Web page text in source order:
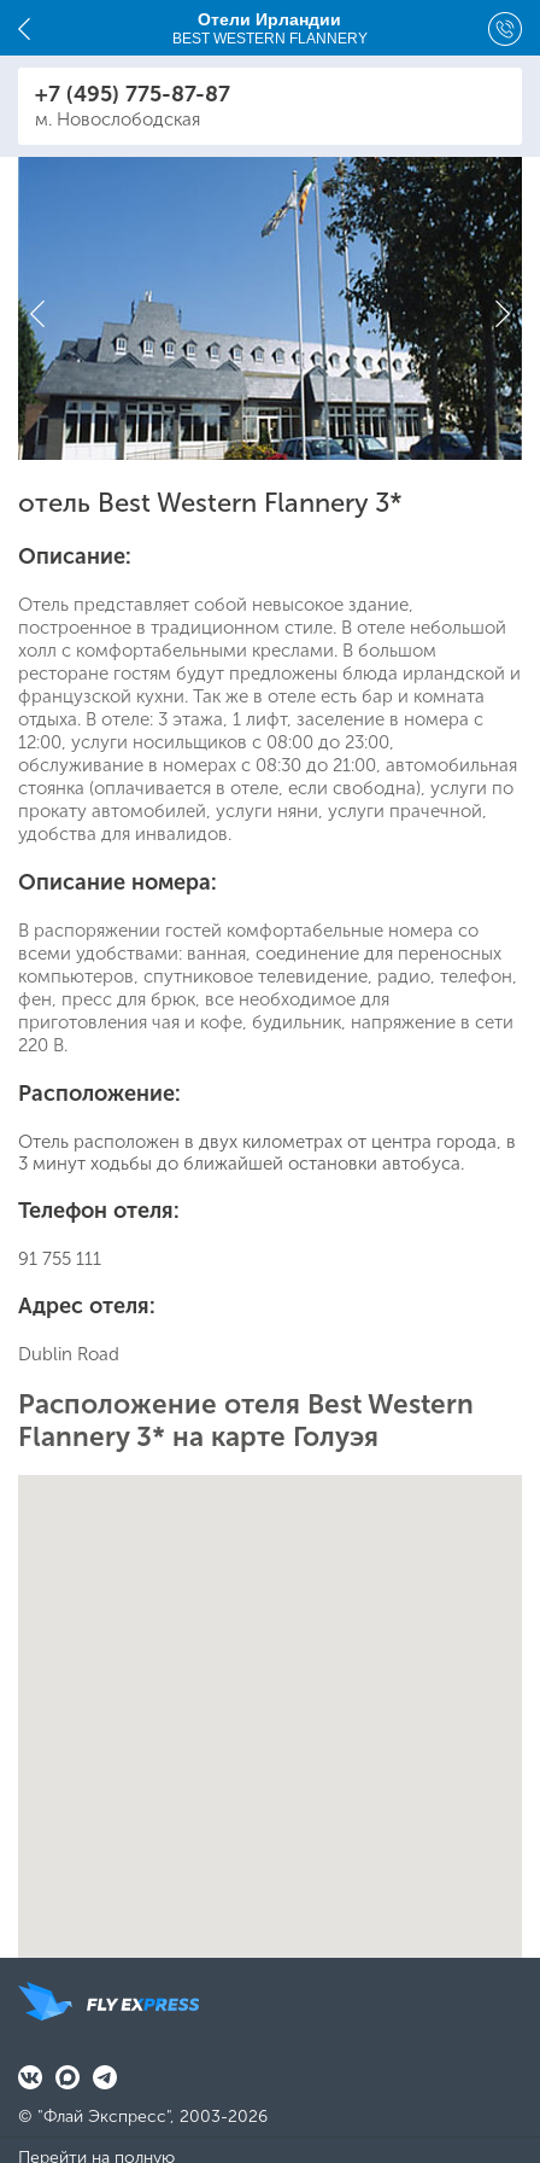
Отели Ирландии
BEST WESTERN FLANNERY
+7 (495) 775-87-87
м. Новослободская
отель Best Western Flannery 3*
Описание:
Отель представляет собой невысокое здание,
построенное в традиционном стиле. В отеле небольшой
холл с комфортабельными креслами. В большом
ресторане гостям будут предложены блюда ирландской и
французской кухни. Так же в отеле есть бар и комната
отдыха. В отеле: 3 этажа, 1 лифт, заселение в номера с
12:00, услуги носильщиков с 08:00 до 23:00,
обслуживание в номерах с 08:30 до 21:00, автомобильная
стоянка (оплачивается в отеле, если свободна), услуги по
прокату автомобилей, услуги няни, услуги прачечной,
удобства для инвалидов.
Описание номера:
В распоряжении гостей комфортабельные номера со
всеми удобствами: ванная, соединение для переносных
компьютеров, спутниковое телевидение, радио, телефон,
фен, пресс для брюк, все необходимое для
приготовления чая и кофе, будильник, напряжение в сети
220 В.
Расположение:
Отель расположен в двух километрах от центра города, в
3 минут ходьбы до ближайшей остановки автобуса.
Телефон отеля:
91 755 111
Адрес отеля:
Dublin Road
Расположение отеля Best Western
Flannery 3* на карте Голуэя
© "Флай Экспресс", 2003-2026
Перейти на полную